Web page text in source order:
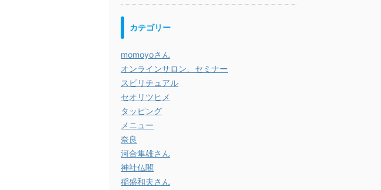
カテゴリー
momoyoさん
オンラインサロン、セミナー
スピリチュアル
セオリツヒメ
タッピング
メニュー
奈良
河合隼雄さん
神社仏閣
稲盛和夫さん